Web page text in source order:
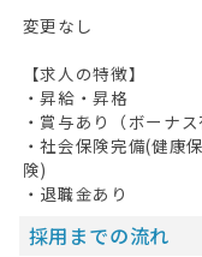
変更なし
【求人の特徴】
・昇給・昇格
・賞与あり（ボーナス
・社会保険完備(健康
険)
・退職金あり
採用までの流れ